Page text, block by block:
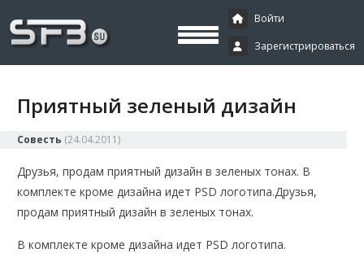
Буксы, программирование,
криптовалюта
криптовалюта и майнинг, экономические игры
Войти
Зарегистрироваться
Приятный зеленый дизайн
Совесть (24.04.2011)
Друзья, продам приятный дизайн в зеленых тонах. В
комплекте кроме дизайна идет PSD логотипа.Друзья,
продам приятный дизайн в зеленых тонах.
В комплекте кроме дизайна идет PSD логотипа.